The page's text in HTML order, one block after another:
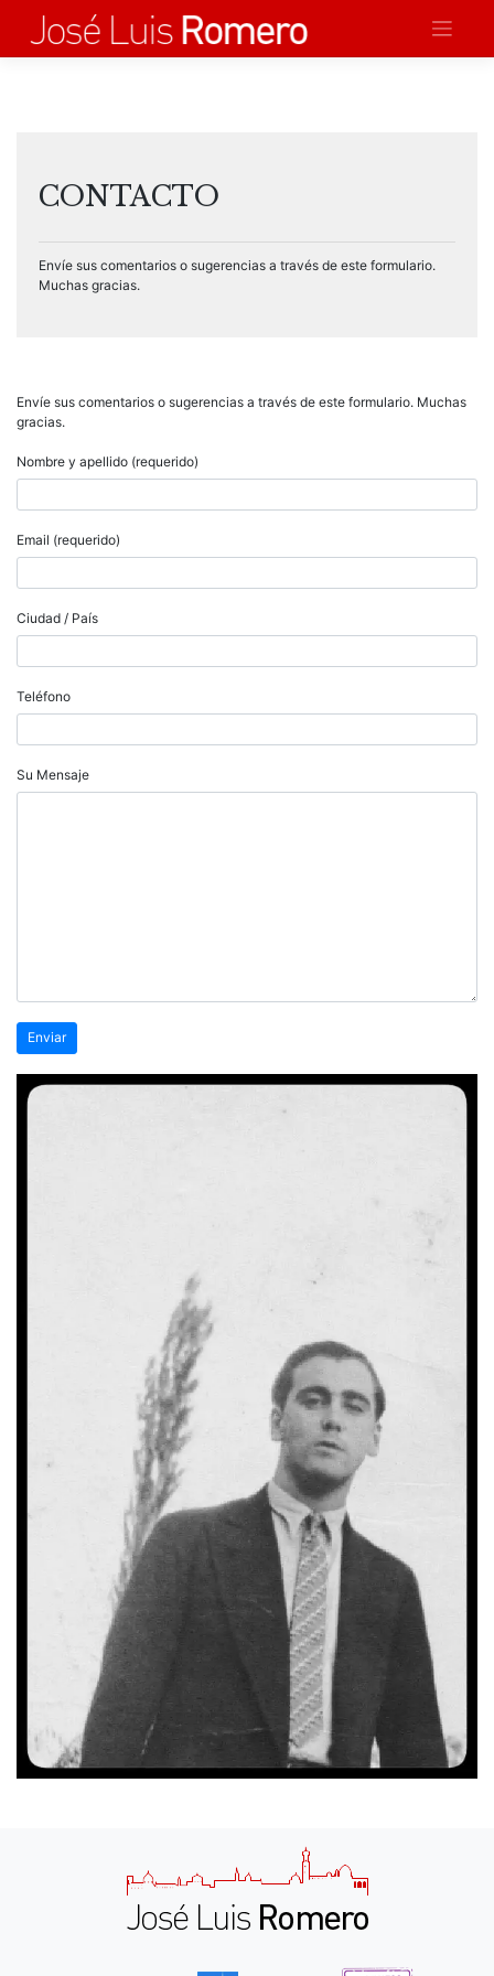
contenido
CONTACTO
Envíe sus comentarios o sugerencias a través de este formulario.
Muchas gracias.
Envíe sus comentarios o sugerencias a través de este formulario. Muchas
gracias.
Nombre y apellido (requerido)
Email (requerido)
Ciudad / País
Teléfono
Su Mensaje